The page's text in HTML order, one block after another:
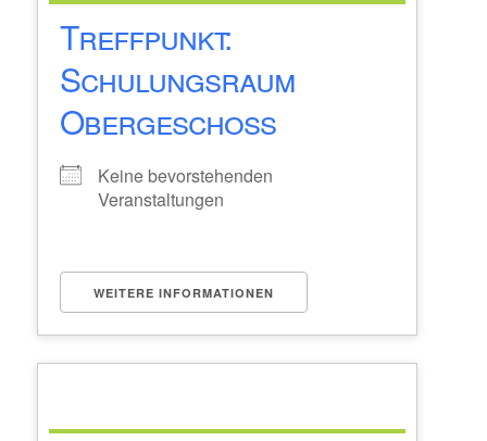
Treffpunkt:
Schulungsraum
Obergeschoss
Keine bevorstehenden
Veranstaltungen
WEITERE INFORMATIONEN